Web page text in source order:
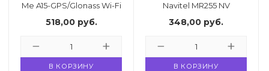
Me A15-GPS/Glonass Wi-Fi
518,00 руб.
В КОРЗИНУ
Navitel MR255 NV
348,00 руб.
В КОРЗИНУ